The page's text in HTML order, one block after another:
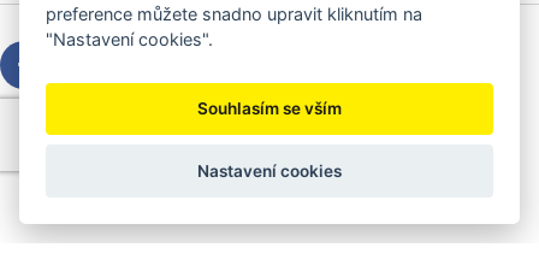
Copyright © 2026 Sedláček s.r.o.
Created byOLC Webdesign
preference můžete snadno upravit kliknutím na
"Nastavení cookies".
Souhlasím se vším
Nastavení cookies